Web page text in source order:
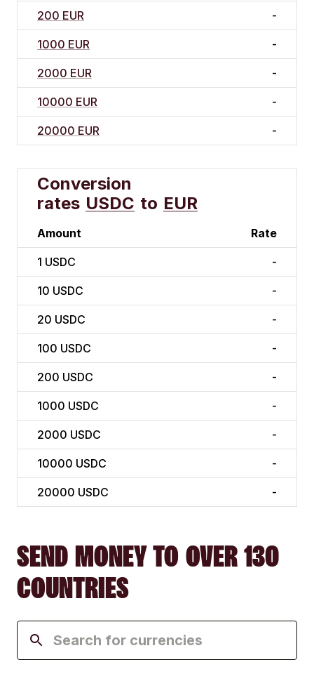
200 EUR -
1000 EUR -
2000 EUR -
10000 EUR -
20000 EUR -
Conversion
rates USDC to EUR
Amount Rate
1 USDC -
10 USDC -
20 USDC -
100 USDC -
200 USDC -
1000 USDC -
2000 USDC -
10000 USDC -
20000 USDC -
SEND MONEY TO OVER 130
COUNTRIES